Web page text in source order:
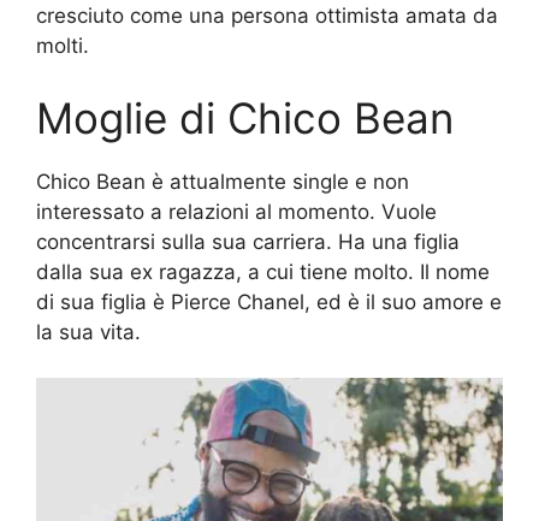
cresciuto come una persona ottimista amata da
molti.
Moglie di Chico Bean
Chico Bean è attualmente single e non
interessato a relazioni al momento. Vuole
concentrarsi sulla sua carriera. Ha una figlia
dalla sua ex ragazza, a cui tiene molto. Il nome
di sua figlia è Pierce Chanel, ed è il suo amore e
la sua vita.